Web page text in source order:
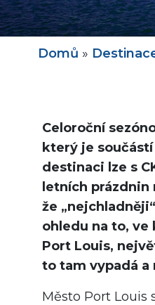
Domů »
Celoroční
který je
destinaci lze s
letních prázdnin
že
ohledu na to,
Port Louis,
to tam vypadá a
Město Port Louis